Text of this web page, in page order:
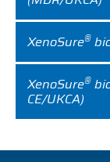
XenoSure®
XenoSure®
CE/UKCA)